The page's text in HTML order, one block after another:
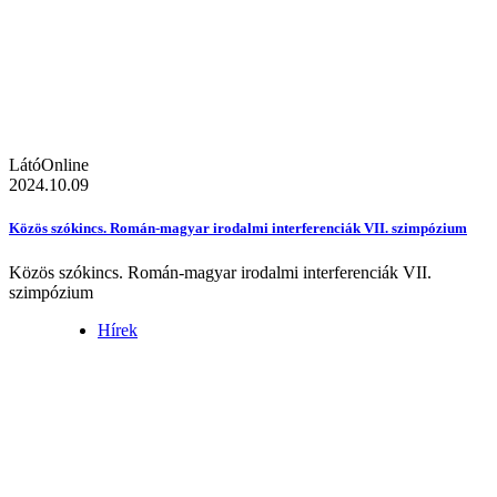
LátóOnline
2024.10.09
Közös szókincs. Román-magyar irodalmi interferenciák VII. szimpózium
Közös szókincs. Román-magyar irodalmi interferenciák VII.
szimpózium
Hírek